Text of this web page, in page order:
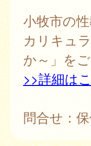
小牧市の
カリキュ
か～」を
>>詳細は
問合せ：